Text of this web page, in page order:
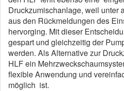
Druckzumischanlage, weil unter
aus den Rückmeldungen des
hervorging. Mit dieser
gespart und gleichzeitig der
werden. Als Alternative zur
HLF ein
flexible Anwendung und
möglich ist.